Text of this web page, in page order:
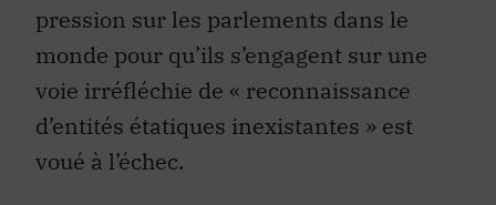
pression sur les parlements dans le
monde pour qu’ils s’engagent sur une
voie irréfléchie de « reconnaissance
d’entités étatiques inexistantes » est
voué à l’échec.